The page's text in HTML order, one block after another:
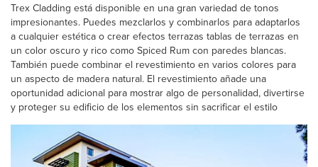
Trex Cladding está disponible en una gran variedad de tonos
impresionantes. Puedes mezclarlos y combinarlos para adaptarlos
a cualquier estética o crear efectos terrazas tablas de terrazas en
un color oscuro y rico como Spiced Rum con paredes blancas.
También puede combinar el revestimiento en varios colores para
un aspecto de madera natural. El revestimiento añade una
oportunidad adicional para mostrar algo de personalidad, divertirse
y proteger su edificio de los elementos sin sacrificar el estilo